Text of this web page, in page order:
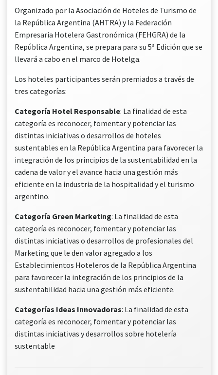
Organizado por la Asociación de Hoteles de Turismo de
la República Argentina (AHTRA) y la Federación
Empresaria Hotelera Gastronómica (FEHGRA) de la
República Argentina, se prepara para su 5ª Edición que se
llevará a cabo en el marco de Hotelga.
Los hoteles participantes serán premiados a través de
tres categorías:
Categoría Hotel Responsable: La finalidad de esta
categoría es reconocer, fomentar y potenciar las
distintas iniciativas o desarrollos de hoteles
sustentables en la República Argentina para favorecer la
integración de los principios de la sustentabilidad en la
cadena de valor y el avance hacia una gestión más
eficiente en la industria de la hospitalidad y el turismo
argentino.
Categoría Green Marketing: La finalidad de esta
categoría es reconocer, fomentar y potenciar las
distintas iniciativas o desarrollos de profesionales del
Marketing que le den valor agregado a los
Establecimientos Hoteleros de la República Argentina
para favorecer la integración de los principios de la
sustentabilidad hacia una gestión más eficiente.
Categorías Ideas Innovadoras: La finalidad de esta
categoría es reconocer, fomentar y potenciar las
distintas iniciativas y desarrollos sobre hotelería
sustentable